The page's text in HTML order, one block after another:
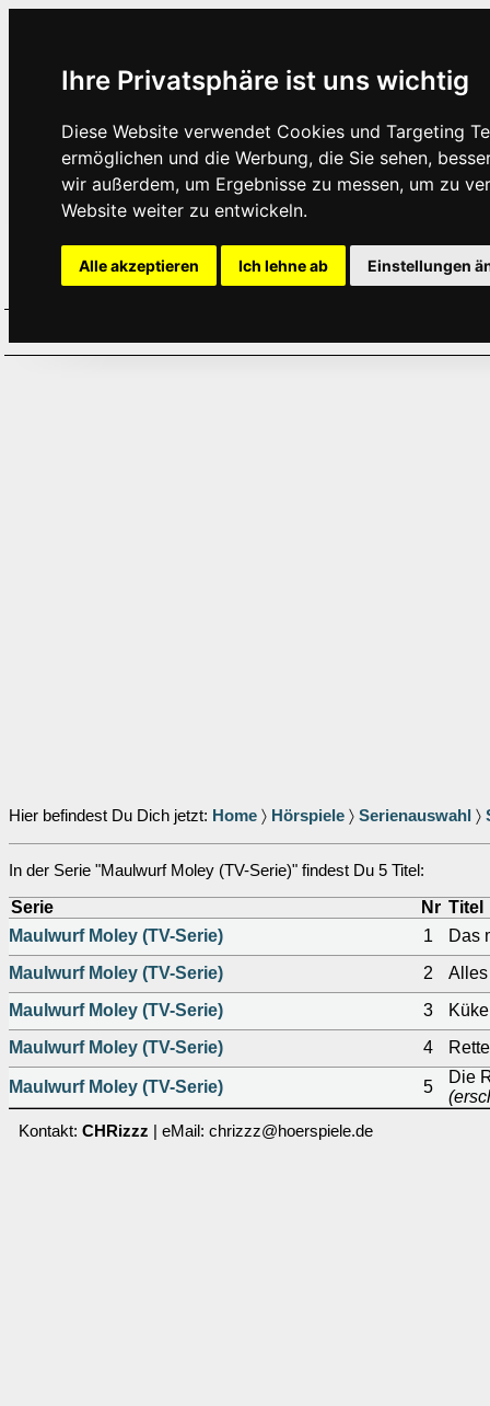
Ihre Privatsphäre ist uns wichtig
Diese Website verwendet Cookies und Targeting
ermöglichen und die Werbung, die Sie sehen,
wir außerdem, um Ergebnisse zu messen, um zu
Website weiter zu entwickeln.
Alle akzeptieren Ich lehne ab Einstellungen
Hier befindest Du Dich jetzt: Home 〉 Hörspiele 〉 Serienauswahl 〉
In der Serie "Maulwurf Moley (TV-Serie)" findest Du 5 Titel:
Serie Nr Titel
Maulwurf Moley (TV-Serie)
1
Das
Maulwurf Moley (TV-Serie)
2
Maulwurf Moley (TV-Serie)
3
Maulwurf Moley (TV-Serie)
4
Maulwurf Moley (TV-Serie) 5
Die
Kontakt: CHRizzz | eMail: chrizzz@hoerspiele.de